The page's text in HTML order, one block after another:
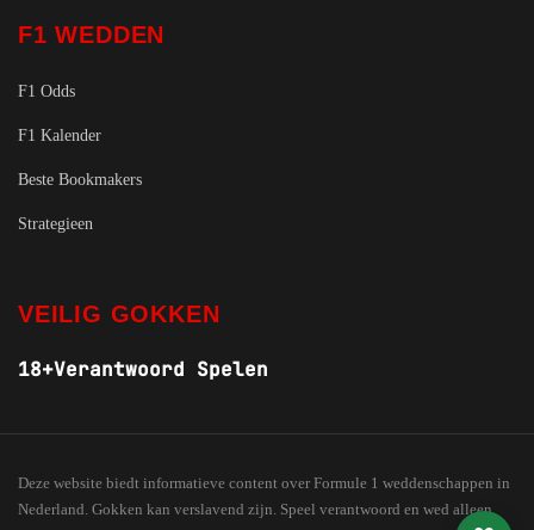
F1 WEDDEN
F1 Odds
F1 Kalender
Beste Bookmakers
Strategieen
VEILIG GOKKEN
18+Verantwoord Spelen
Deze website biedt informatieve content over Formule 1 weddenschappen in
Nederland. Gokken kan verslavend zijn. Speel verantwoord en wed alleen